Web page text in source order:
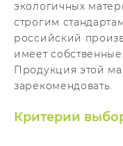
экологичных
строгим
российский
имеет
Продукция этой
зарекомендовать.
Критерии